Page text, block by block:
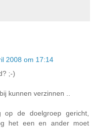
2008 om 17:14
;-)
kunnen verzinnen ..
de doelgroep gericht,
het een en ander moet